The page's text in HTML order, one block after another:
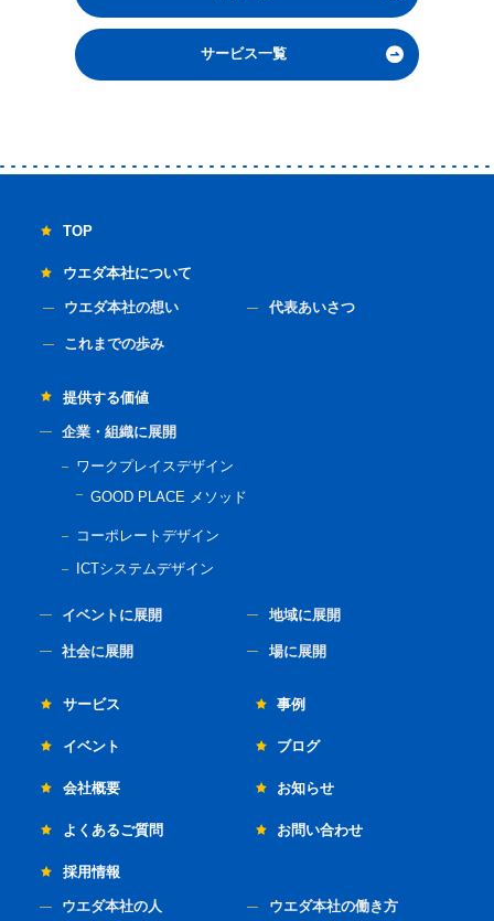
サービス一覧
TOP
ウエダ本社について
ウエダ本社の想い 代表あいさつ
これまでの歩み
提供する価値
企業・組織に展開
ワークプレイスデザイン
GOOD PLACE メソッド
コーポレートデザイン
ICTシステムデザイン
イベントに展開 地域に展開
社会に展開 場に展開
サービス 事例
イベント ブログ
会社概要 お知らせ
よくあるご質問 お問い合わせ
採用情報
ウエダ本社の人 ウエダ本社の働き方